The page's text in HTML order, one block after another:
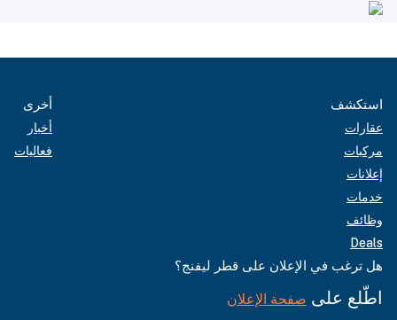
استكشف
عقارات
مركبات
إعلانات
خدمات
وظائف
Deals
أخرى
أخبار
فعاليات
هل ترغب في الإعلان على قطر ليفنج؟
اطّلع على صفحة الإعلان